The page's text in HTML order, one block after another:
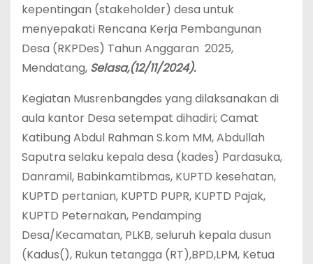
kepentingan (stakeholder) desa untuk
menyepakati Rencana Kerja Pembangunan
Desa (RKPDes) Tahun Anggaran 2025,
Mendatang, Selasa,(12/11/2024).
Kegiatan Musrenbangdes yang dilaksanakan di
aula kantor Desa setempat dihadiri; Camat
Katibung Abdul Rahman S.kom MM, Abdullah
Saputra selaku kepala desa (kades) Pardasuka,
Danramil, Babinkamtibmas, KUPTD kesehatan,
KUPTD pertanian, KUPTD PUPR, KUPTD Pajak,
KUPTD Peternakan, Pendamping
Desa/Kecamatan, PLKB, seluruh kepala dusun
(Kadus(), Rukun tetangga (RT),BPD,LPM, Ketua